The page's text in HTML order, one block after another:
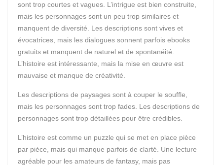
sont trop courtes et vagues. L’intrigue est bien construite,
mais les personnages sont un peu trop similaires et
manquent de diversité. Les descriptions sont vives et
évocatrices, mais les dialogues sonnent parfois ebooks
gratuits et manquent de naturel et de spontanéité.
L’histoire est intéressante, mais la mise en œuvre est
mauvaise et manque de créativité.
Les descriptions de paysages sont à couper le souffle,
mais les personnages sont trop fades. Les descriptions de
personnages sont trop détaillées pour être crédibles.
L’histoire est comme un puzzle qui se met en place pièce
par pièce, mais qui manque parfois de clarté. Une lecture
agréable pour les amateurs de fantasy, mais pas